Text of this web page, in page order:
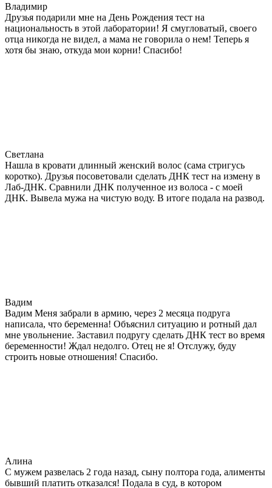
Владимир
Друзья подарили мне на День Рождения тест на
национальность в этой лаборатории! Я смугловатый, своего
отца никогда не видел, а мама не говорила о нем! Теперь я
хотя бы знаю, откуда мои корни! Спасибо!
Светлана
Нашла в кровати длинный женский волос (сама стригусь
коротко). Друзья посоветовали сделать ДНК тест на измену в
Лаб-ДНК. Сравнили ДНК полученное из волоса - с моей
ДНК. Вывела мужа на чистую воду. В итоге подала на развод.
Вадим
Вадим Меня забрали в армию, через 2 месяца подруга
написала, что беременна! Объяснил ситуацию и ротный дал
мне увольнение. Заставил подругу сделать ДНК тест во время
беременности! Ждал недолго. Отец не я! Отслужу, буду
строить новые отношения! Спасибо.
Алина
С мужем развелась 2 года назад, сыну полтора года, алименты
бывший платить отказался! Подала в суд, в котором